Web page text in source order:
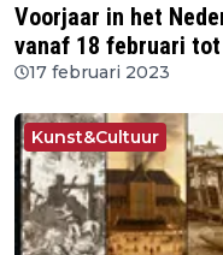
Voorjaar in het
vanaf 18 februari
17 februari 2023
Kunst&Cultuur